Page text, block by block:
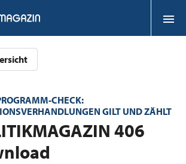
CHECK:
GILT UND ZÄHLT
406